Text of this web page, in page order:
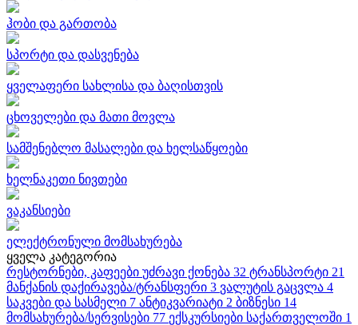
ჰობი და გართობა
სპორტი და დასვენება
ყველაფერი სახლისა და ბაღისთვის
ცხოველები და მათი მოვლა
სამშენებლო მასალები და ხელსაწყოები
ხელნაკეთი ნივთები
ვაკანსიები
ელექტრონული მომსახურება
ყველა კატეგორია
რესტორნები, კაფეები უძრავი ქონება 32 ტრანსპორტი 21
მანქანის დაქირავება/ტრანსფერი 3 ვალუტის გაცვლა 4
საკვები და სასმელი 7 ანტიკვარიატი 2 ბიზნესი 14
მომსახურება/სერვისები 77 ექსკურსიები საქართველოში 1